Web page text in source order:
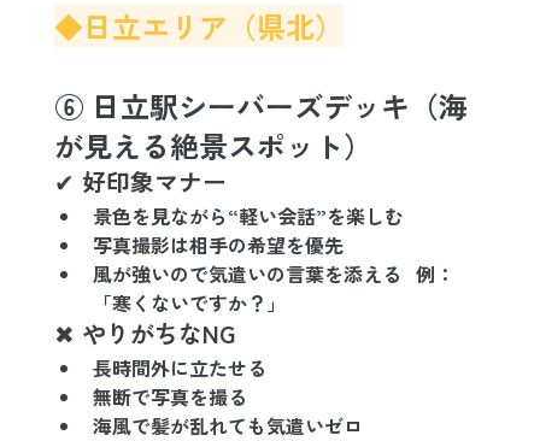
◆日立エリア（県北）
⑥ 日立駅シーバーズデッキ（海
が見える絶景スポット）
✔ 好印象マナー
景色を見ながら“軽い会話”を楽しむ
写真撮影は相手の希望を優先
風が強いので気遣いの言葉を添える 例：
「寒くないですか？」
✖ やりがちなNG
長時間外に立たせる
無断で写真を撮る
海風で髪が乱れても気遣いゼロ